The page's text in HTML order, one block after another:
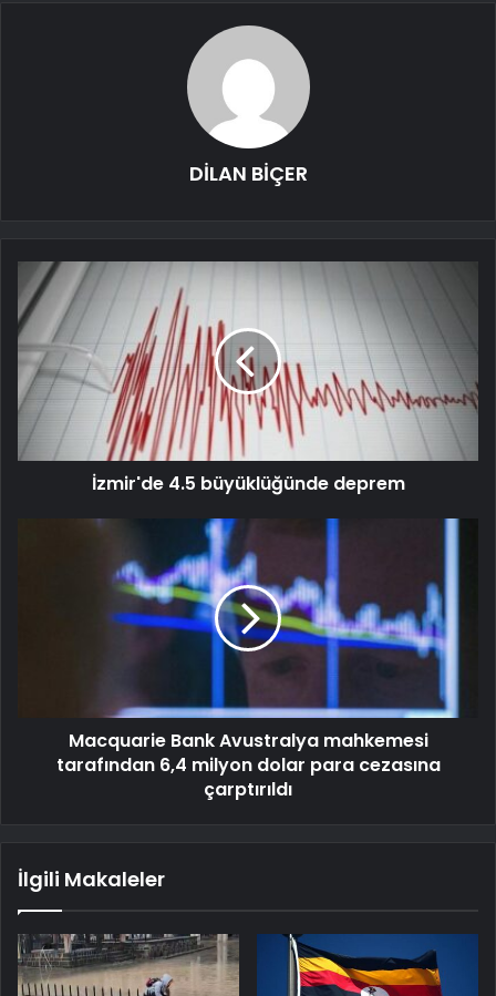
DİLAN BİÇER
İzmir'de 4.5 büyüklüğünde deprem
Macquarie Bank Avustralya mahkemesi
tarafından 6,4 milyon dolar para cezasına
çarptırıldı
İlgili Makaleler